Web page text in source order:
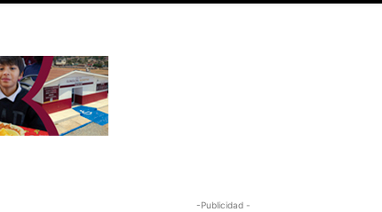
-Publicidad -